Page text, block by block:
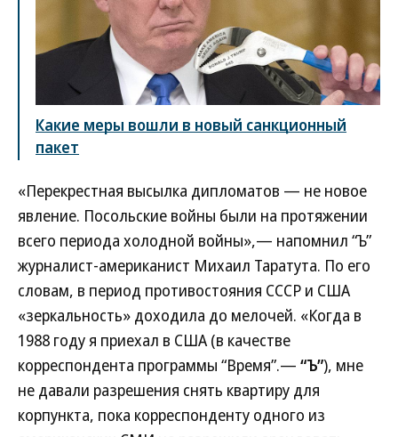
Какие меры вошли в новый санкционный
пакет
«Перекрестная высылка дипломатов — не новое
явление. Посольские войны были на протяжении
всего периода холодной войны»,— напомнил “Ъ”
журналист-американист Михаил Таратута. По его
словам, в период противостояния СССР и США
«зеркальность» доходила до мелочей. «Когда в
1988 году я приехал в США (в качестве
корреспондента программы “Время”.— “Ъ”), мне
не давали разрешения снять квартиру для
корпункта, пока корреспонденту одного из